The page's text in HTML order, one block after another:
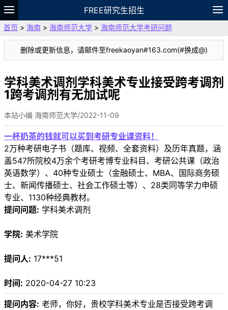
FREE研究生招生
题库
故事 专题 APP 笔记
论坛
VIP
资料
首页 > 海南 > 海南师范大学 > 海南师范大学考研问题
删除或更新信息，请邮件至freekaoyan#163.com(#换成@)
学科美术调剂学科美术专业接受跨考调剂
1跨考调剂有无加试呢
本站小编 海南师范大学/2022-11-09
一杯奶茶的钱就可以买到考研专业课资料！
2万种考研电子书（题库、视频、全套资料）及历年真题，涵
盖547所院校4万余个考研考博专业科目、考研公共课（政治
英语数学）、40种专业硕士（金融硕士、MBA、国际商务硕
士、新闻传播硕士、社会工作硕士等）、28类同等学力申硕
专业、1130种经典教材。
提问问题: 学科美术调剂
学院: 美术学院
提问人: 17***51
时间: 2020-04-27 10:23
提问内容: 老师，你好，贵校学科美术专业是否接受跨考调